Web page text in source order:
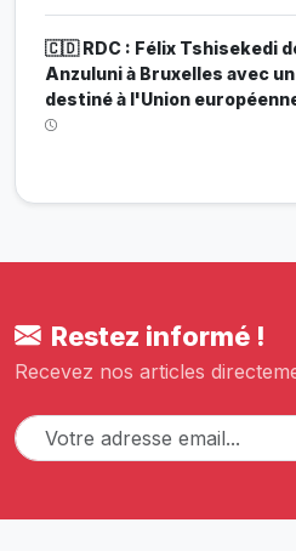
🇨🇩 RDC : Félix Tshisekedi
Anzuluni à Bruxelles avec
destiné à l'Union
Restez informé !
Recevez nos articles